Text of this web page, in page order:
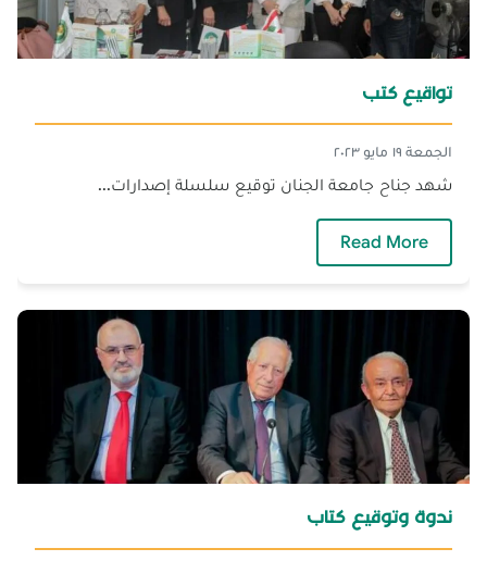
تواقيع كتب‎‎
الجمعة ١٩ مايو ٢٠٢٣
شهد جناح جامعة الجنان توقيع سلسلة إصدارات...
Read More
ندوة وتوقيع كتاب